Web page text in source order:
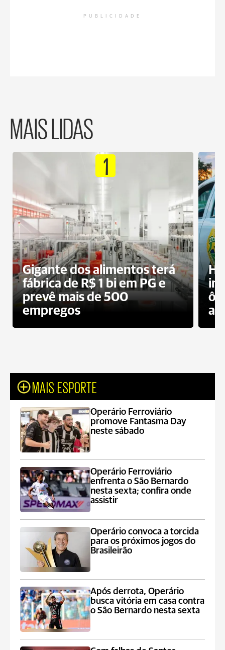
PUBLICIDADE
MAIS LIDAS
1
Gigante dos alimentos terá
fábrica de R$ 1 bi em PG e
prevê mais de 500
empregos
MAIS ESPORTE
Operário Ferroviário
promove Fantasma Day
neste sábado
Operário Ferroviário
enfrenta o São Bernardo
nesta sexta; confira onde
assistir
Operário convoca a torcida
para os próximos jogos do
Brasileirão
Após derrota, Operário
busca vitória em casa contra
o São Bernardo nesta sexta